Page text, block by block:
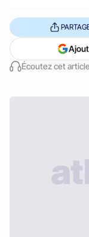
Écoutez cet